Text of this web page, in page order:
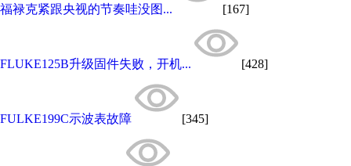
福禄克紧跟央视的节奏哇没图... [167]
FLUKE125B升级固件失败，开机... [428]
FULKE199C示波表故障 [345]